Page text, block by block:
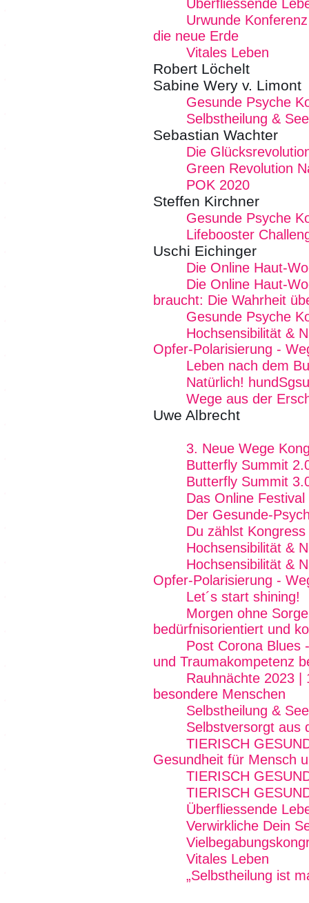
Überfliessende
Urwunde
die neue Erde
Vitales Leben
Robert Löchelt
Sabine Wery v. Limont
Gesunde Psyche
Selbstheilung &
Sebastian Wachter
Die
Green Revolution
POK 2020
Steffen Kirchner
Gesunde Psyche
Lifebooster
Uschi Eichinger
Die Online Haut-
Die Online Haut-
braucht: Die Wahrheit
Gesunde Psyche
Hochsensibilität &
Opfer-Polarisierung -
Leben nach dem
Natürlich!
Wege aus der
Uwe Albrecht
3. Neue Wege
Butterfly Summit
Butterfly Summit
Das Online
Der Gesunde-
Du zählst Kongress
Hochsensibilität &
Hochsensibilität &
Opfer-Polarisierung -
Let´s start shining!
Morgen ohne
bedürfnisorientiert und
Post Corona Blues
und Traumakompetenz
Rauhnächte 2023 |
besondere Menschen
Selbstheilung &
Selbstversorgt aus
TIERISCH
Gesundheit für Mensch
TIERISCH
TIERISCH
Überfliessende
Verwirkliche Dein
Vitales Leben
„Selbstheilung ist